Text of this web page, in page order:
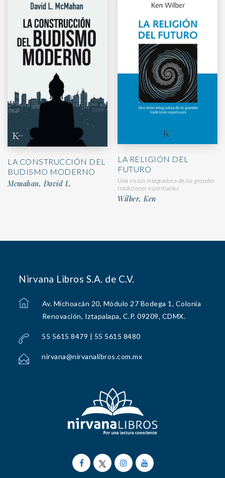
LA CONSTRUCCIÓN DEL
BUDISMO MODERNO
Mcmahan, David L.
LA RELIGIÓN DEL
FUTURO
Una visión integradora de las grandes
tradiciones espirituales
Wilber, Ken
Nirvana Libros S.A. de C.V.
Av. Michoacán 20, Módulo 27 Bodega 1, Colonia
Renovación, Iztapalapa, C.P. 09209, CDMX.
55 5615 8479 | 55 5615 8480
nirvana@nirvanalibros.com.mx